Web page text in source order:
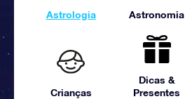
Astrologia Astronomia
Crianças
Dicas &
Presentes